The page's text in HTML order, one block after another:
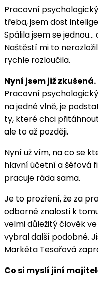
Pracovní
třeba, jsem dost
Spálila jsem se
Naštěstí mi to
rychle rozloučila.
Nyní jsem již zkušená.
Pracovní
na jedné vlně, je
ty, které chci
ale to až později.
Nyní už vím, na co se
hlavní účetní a šéfová
pracuje ráda sama.
Je to prozření, že za
odborné znalosti k
velmi důležitý člověk
vybral další podobné.
Markéta Tesařová
Co si myslí jiní